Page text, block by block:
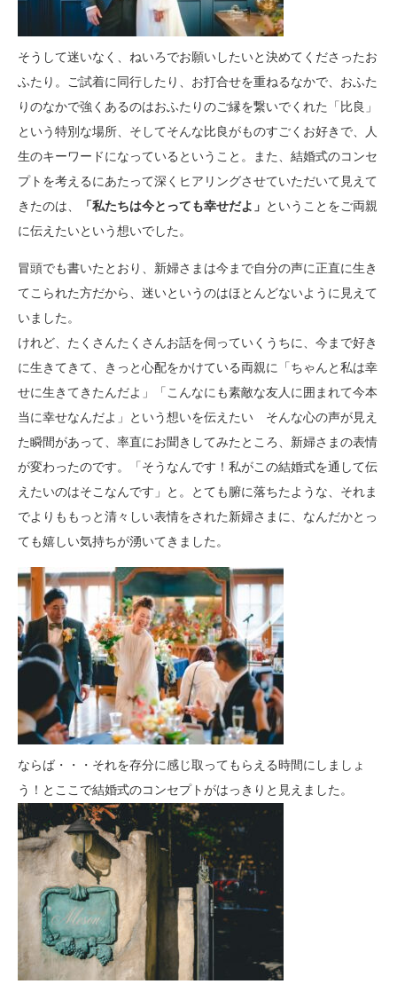
そうして迷いなく、ねいろでお願いしたいと決めてくださったお
ふたり。ご試着に同行したり、お打合せを重ねるなかで、おふた
りのなかで強くあるのはおふたりのご縁を繋いでくれた「比良」
という特別な場所、そしてそんな比良がものすごくお好きで、人
生のキーワードになっているということ。また、結婚式のコンセ
プトを考えるにあたって深くヒアリングさせていただいて見えて
きたのは、
「私たちは今とっても幸せだよ」 ということをご両親
に伝えたいという想いでした。
冒頭でも書いたとおり、新婦さまは今まで自分の声に正直に生き
てこられた方だから、迷いというのはほとんどないように見えて
いました。
けれど、たくさんたくさんお話を伺っていくうちに、今まで好き
に生きてきて、きっと心配をかけている両親に「ちゃんと私は幸
せに生きてきたんだよ」「こんなにも素敵な友人に囲まれて今本
当に幸せなんだよ」という想いを伝えたい そんな心の声が見え
た瞬間があって、率直にお聞きしてみたところ、新婦さまの表情
が変わったのです。「そうなんです！私がこの結婚式を通して伝
えたいのはそこなんです」と。とても腑に落ちたような、それま
でよりももっと清々しい表情をされた新婦さまに、なんだかとっ
ても嬉しい気持ちが湧いてきました。
ならば・・・それを存分に感じ取ってもらえる時間にしましょ
う！とここで結婚式のコンセプトがはっきりと見えました。